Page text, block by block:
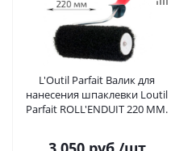
L'Outil Parfait Валик для
нанесения шпаклевки Loutil
Parfait ROLL'ENDUIT 220 MM.